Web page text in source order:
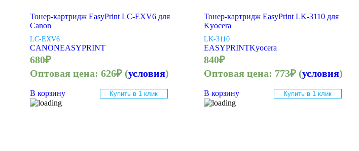
Тонер-картридж EasyPrint LC-EXV6 для
Canon
LC-EXV6
CANONEASYPRINT
680₽
Оптовая цена: 626₽(условия)
В корзину Купить в 1 клик
Тонер-картридж EasyPrint LK-3110 для
Kyocera
LK-3110
EASYPRINTKyocera
840₽
Оптовая цена: 773₽(условия)
В корзину Купить в 1 клик